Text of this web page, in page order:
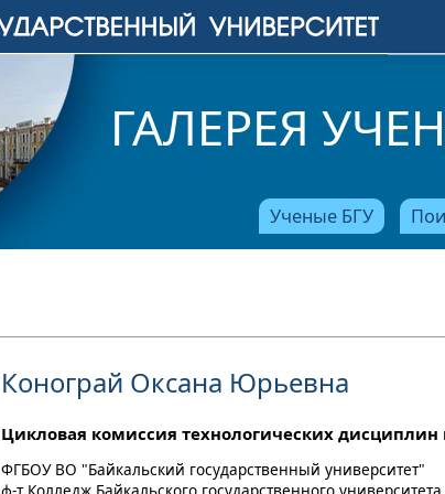
ГАЛЕРЕЯ
Ученые БГУ
Конограй Оксана Юрьевна
Цикловая комиссия технологических дисциплин
ФГБОУ ВО "Байкальский государственный университет"